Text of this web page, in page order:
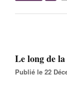
Le long de
Publié le 22